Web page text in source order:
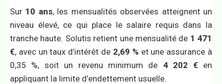
Sur 10 ans, les mensualités observées atteignent un
niveau élevé, ce qui place le salaire requis dans la
tranche haute. Solutis retient une mensualité de 1 471
€, avec un taux d’intérêt de 2,69 % et une assurance à
0,35 %, soit un revenu minimum de 4 202 € en
appliquant la limite d’endettement usuelle.